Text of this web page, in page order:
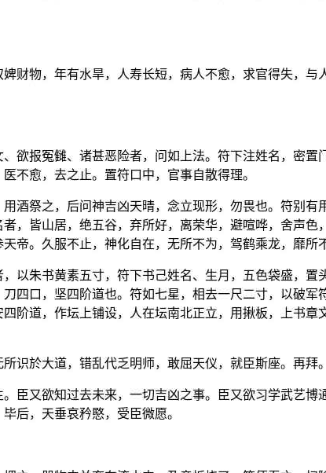
财物，年有水旱，人寿长短，病人不愈，求官得失，与
欲报冤雠、诸甚恶险者，问如上法。符下注姓名，密置
不愈，去之止。置符口中，官事自散得理。
酒祭之，后问神吉凶天晴，念立现形，勿畏也。符别有
皆山居，绝五谷，弃所好，离荣华，避喧哗，舍声色
。久服不止，神化自在，无所不为，驾鹤乘龙，靡所
以朱书黄素五寸，符下书己姓名、生月，五色袋盛，置
四口，坚四阶道也。符如七星，相去一尺二寸，以破军
阶道，作坛上铺设，人在坛南北正立，用揪板，上书章
识於大道，错乱代乏明师，敢屈天仪，就臣斯座。再拜。
臣又欲知过去未来，一切吉凶之事。臣又欲习学武艺博
后，天垂哀矜愍，受臣微愿。